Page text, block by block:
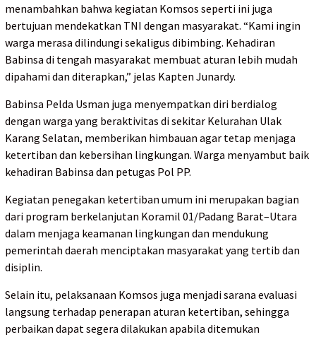
menambahkan bahwa kegiatan Komsos seperti ini juga
bertujuan mendekatkan TNI dengan masyarakat. “Kami ingin
warga merasa dilindungi sekaligus dibimbing. Kehadiran
Babinsa di tengah masyarakat membuat aturan lebih mudah
dipahami dan diterapkan,” jelas Kapten Junardy.
Babinsa Pelda Usman juga menyempatkan diri berdialog
dengan warga yang beraktivitas di sekitar Kelurahan Ulak
Karang Selatan, memberikan himbauan agar tetap menjaga
ketertiban dan kebersihan lingkungan. Warga menyambut baik
kehadiran Babinsa dan petugas Pol PP.
Kegiatan penegakan ketertiban umum ini merupakan bagian
dari program berkelanjutan Koramil 01/Padang Barat–Utara
dalam menjaga keamanan lingkungan dan mendukung
pemerintah daerah menciptakan masyarakat yang tertib dan
disiplin.
Selain itu, pelaksanaan Komsos juga menjadi sarana evaluasi
langsung terhadap penerapan aturan ketertiban, sehingga
perbaikan dapat segera dilakukan apabila ditemukan